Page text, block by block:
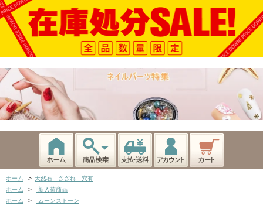
ホーム > 天然石 さざれ 穴有
ホーム
>
新入荷商品
ホーム
> ムーンストーン